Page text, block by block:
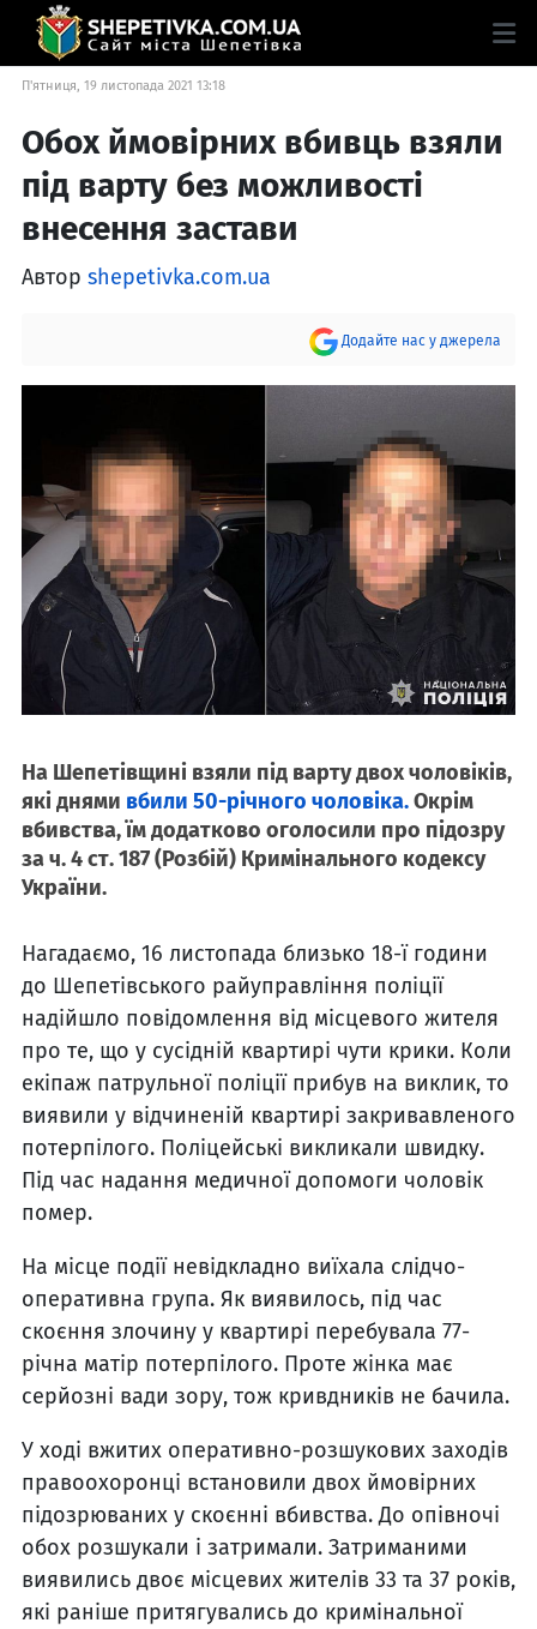
П'ятниця, 19 листопада 2021 13:18
Обох ймовірних вбивць взяли
під варту без можливості
внесення застави
Автор shepetivka.com.ua
Додайте нас у джерела
На Шепетівщині взяли під варту двох чоловіків,
які днями вбили 50-річного чоловіка.Окрім
вбивства, їм додатково оголосили про підозру
за ч. 4 ст. 187 (Розбій) Кримінального кодексу
України.
Нагадаємо, 16 листопада близько 18-ї години
до Шепетівського райуправління поліції
надійшло повідомлення від місцевого жителя
про те, що у сусідній квартирі чути крики. Коли
екіпаж патрульної поліції прибув на виклик, то
виявили у відчиненій квартирі закривавленого
потерпілого. Поліцейські викликали швидку.
Під час надання медичної допомоги чоловік
помер.
На місце події невідкладно виїхала слідчо-
оперативна група. Як виявилось, під час
скоєння злочину у квартирі перебувала 77-
річна матір потерпілого. Проте жінка має
серйозні вади зору, тож кривдників не бачила.
У ході вжитих оперативно-розшукових заходів
правоохоронці встановили двох ймовірних
підозрюваних у скоєнні вбивства. До опівночі
обох розшукали і затримали. Затриманими
виявились двоє місцевих жителів 33 та 37 років,
які раніше притягувались до кримінальної